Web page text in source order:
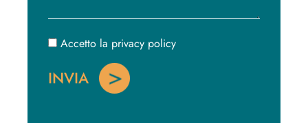
Accetto la privacy policy